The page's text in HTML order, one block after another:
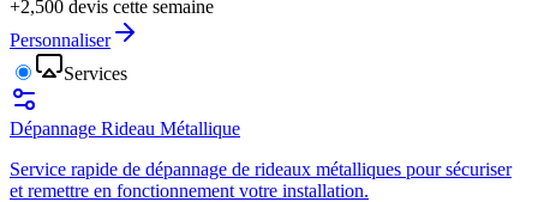
+2,500 devis cette semaine
Personnaliser
Services
Dépannage Rideau Métallique
Service rapide de dépannage de rideaux métalliques pour sécuriser
et remettre en fonctionnement votre installation.